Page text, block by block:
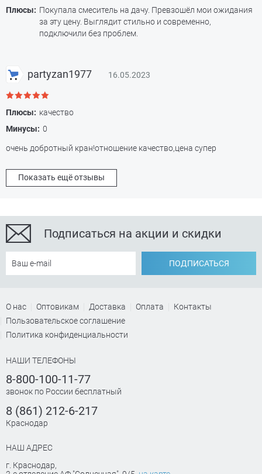
Плюсы: Покупала смеситель на дачу. Превзошёл мои ожидания
за эту цену. Выглядит стильно и современно,
подключили без проблем.
partyzan1977 16.05.2023
Плюсы: качество
Минусы: 0
очень добротный кран!отношение качество,цена супер
Показать ещё отзывы
Подписаться на акции и скидки
ПОДПИСАТЬСЯ
О нас Оптовикам Доставка Оплата
Контакты
Пользовательское соглашение
Политика конфиденциальности
НАШИ ТЕЛЕФОНЫ
8-800-100-11-77
звонок по России бесплатный
8 (861) 212-6-217
Краснодар
НАШ АДРЕС
г. Краснодар,